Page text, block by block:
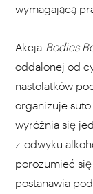
wymagającą
Akcja Bodies
oddalonej od
nastolatków
organizuje
wyróżnia się
z odwyku
porozumieć
postanawia